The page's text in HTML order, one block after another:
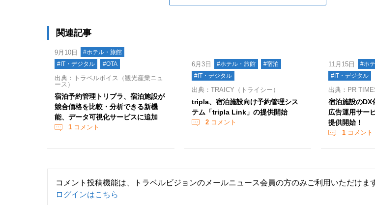
関連記事
9月10日
#ホテル・旅館
#IT・デジタル
#OTA
出典：トラベルボイス（観光産業ニュ
ース）
宿泊予約管理トリプラ、宿泊施設が
競合価格を比較・分析できる新機
能、データ可視化サービスに追加
1 コメント
6月3日 #ホテル・旅館
#宿泊
#IT・デジタル
出典：TRAICY（トライシー）
tripla、宿泊施設向け予約管理シス
テム「tripla Link」の提供開始
2コメント
11月15日
#ホ
#IT・デジタル
出典：PR
宿泊施設のDX
広告運用サー
提供開始！
1 コメント
コメント投稿機能は、トラベルビジョンのメールニュース会員の方のみご利用いただけま
ログインはこちら